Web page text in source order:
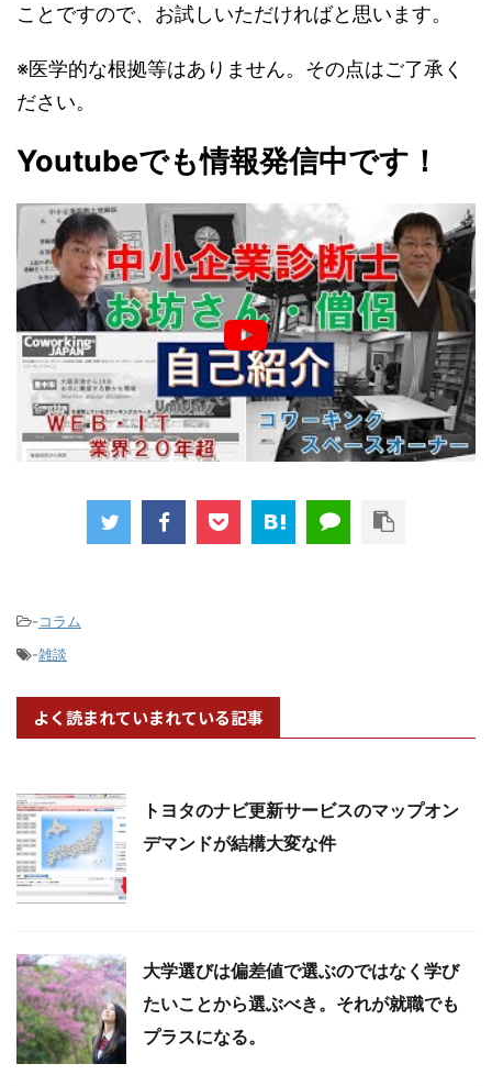
ことですので、お試しいただければと思います。
※医学的な根拠等はありません。その点はご了承く
ださい。
Youtubeでも情報発信中です！
-コラム
-雑談
よく読まれていまれている記事
トヨタのナビ更新サービスのマップオン
デマンドが結構大変な件
大学選びは偏差値で選ぶのではなく学び
たいことから選ぶべき。それが就職でも
プラスになる。